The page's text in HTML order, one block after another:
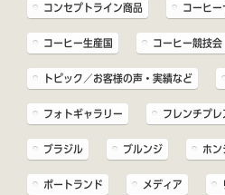
コンセプトライン商品 コーヒー
コーヒー生産国 コーヒー競技会
トピック／お客様の声・実績など
フォトギャラリー フレンチプ
ブラジル ブルンジ ホン
ポートランド メディア